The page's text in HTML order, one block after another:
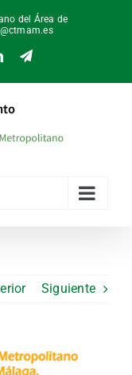
del Área de
LinkedInTelegram
Siguiente